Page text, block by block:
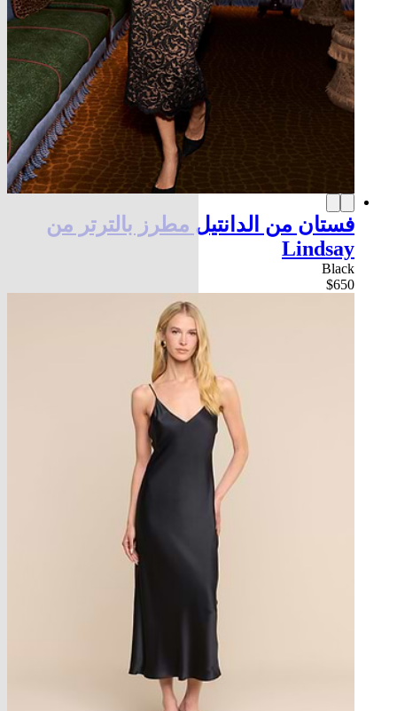
فستان من الدانتيل مطرز بالترتر من
Lindsay
Black
$650